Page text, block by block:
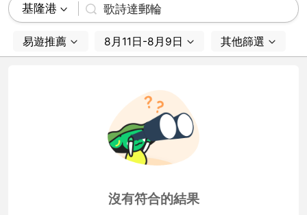
基隆港 歌詩達郵輪
易遊推薦 8月11日-8月9日 其他篩選
沒有符合的結果